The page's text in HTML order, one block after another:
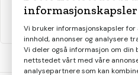
Dekkhotell
Oppbevaring av dekk
informasjonskapsler
Vi bruker informasjonskapsler for
innhold, annonser og analysere
Vi deler også informasjon om din
nettstedet vårt med våre
analysepartnere som kan